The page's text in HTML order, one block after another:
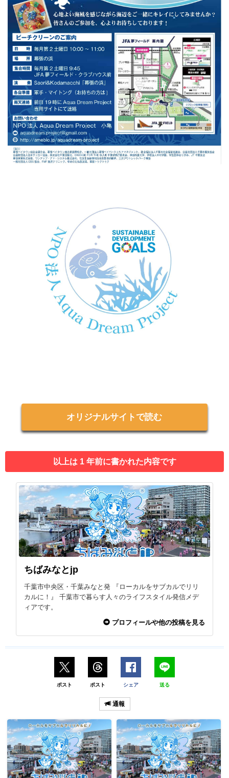
オリジナルサイトで読む
以上は 1 年前に書かれた内容です
ちばみなとjp
千葉市中央区・千葉みなと発 『ローカルをサブカルでリリ
カルに！』 千葉市で暮らす人々のライフスタイル発信メデ
ィアです。
プロフィールや他の投稿を見る
ポスト ポスト シェア 送る
通報